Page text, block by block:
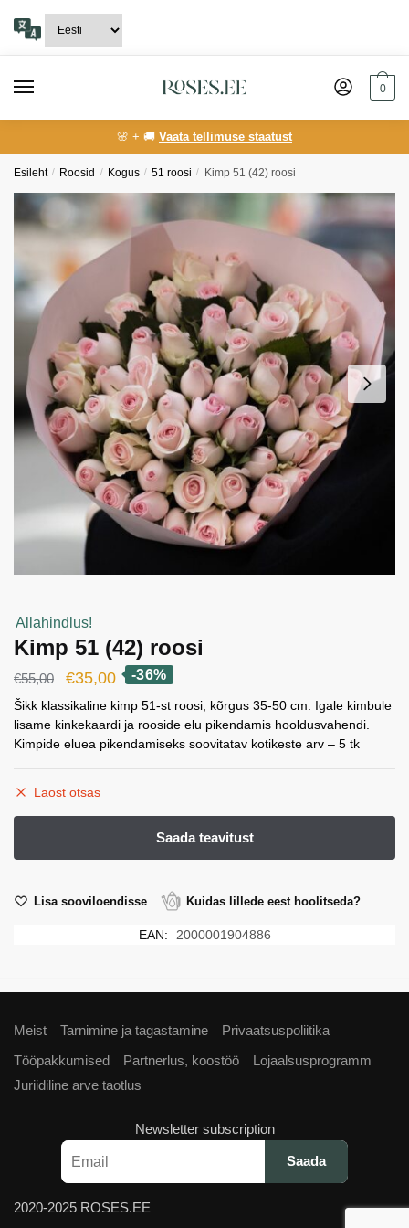
navigation
content
0
🌸 + 🚚 Vaata tellimuse staatust
Esileht / Roosid / Kogus / 51 roosi / Kimp 51 (42) roosi
Allahindlus!
Kimp 51 (42) roosi
€55,00
Algne
hind
oli:
€55,00.
€35,00Current
price
is:
-36%
Šikk klassikaline kimp 51-st roosi, kõrgus 35-50 cm. Igale kimbule
lisame kinkekaardi ja rooside elu pikendamis hooldusvahendi.
Kimpide eluea pikendamiseks soovitatav kotikeste arv – 5 tk
Laost otsas
Lisa sooviloendisse Kuidas lillede eest hoolitseda?
EAN: 2000001904886
Meist Tarnimine ja tagastamine
Privaatsuspoliitika
Tööpakkumised
Partnerlus, koostöö
Lojaalsusprogramm
Juriidiline arve taotlus
Newsletter subscription
2020-2025 ROSES.EE